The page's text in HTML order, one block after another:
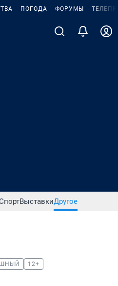
ПОГОДА ФОРУМЫ
СпортВыставкиДругое
12+